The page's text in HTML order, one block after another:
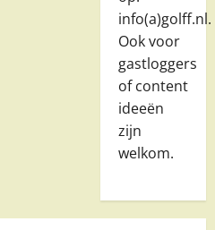
info(a)golff.nl.
Ook voor
gastloggers
of content
ideeën
zijn
welkom.